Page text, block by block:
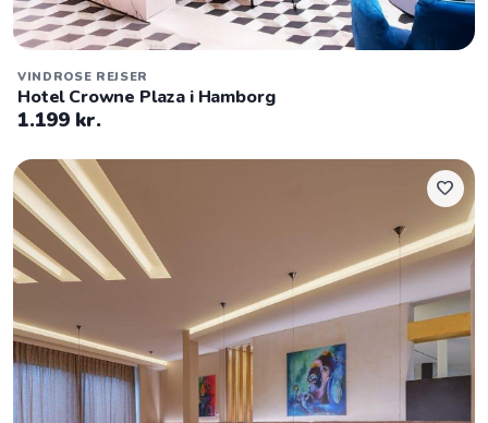
VINDROSE REJSER
Hotel Crowne Plaza i Hamborg
1.199 kr.
favorite